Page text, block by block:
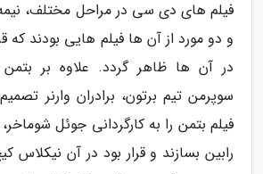
فیلم های دی سی در مراحل مختلف،
و دو مورد از آن ها فیلم هایی بودند که
سوپرمن تیم برتون، برادران وارنر
فیلم بتمن را به کارگردانی جوئل
رابین بسازند و قرار بود در آن